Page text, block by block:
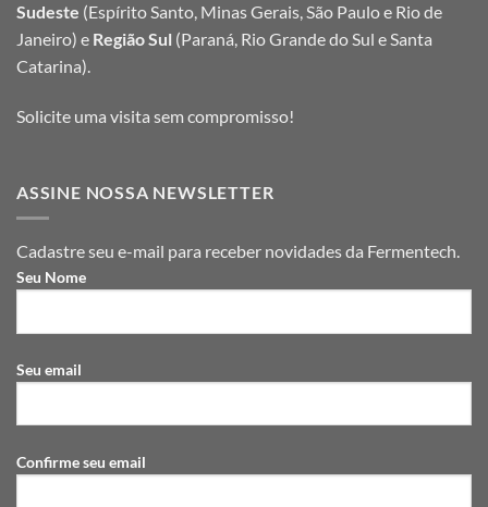
Sudeste (Espírito Santo, Minas Gerais, São Paulo e Rio de
Janeiro) e Região Sul (Paraná, Rio Grande do Sul e Santa
Catarina).
Solicite uma visita sem compromisso!
ASSINE NOSSA NEWSLETTER
Cadastre seu e-mail para receber novidades da Fermentech.
Seu Nome
Seu email
Confirme seu email